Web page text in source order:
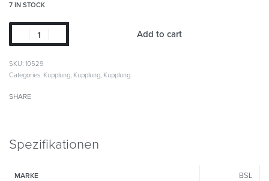
7 IN STOCK
Add to cart
SKU: 10529
Categories: Kupplung, Kupplung, Kupplung
SHARE
Spezifikationen
MARKE BSL